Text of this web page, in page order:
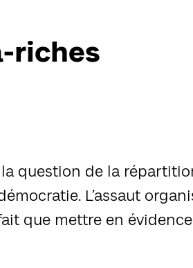
riches
la question de la
L’assaut
que mettre en